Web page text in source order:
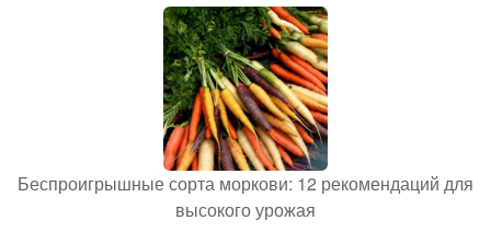
Беспроигрышные сорта моркови: 12 рекомендаций для
высокого урожая